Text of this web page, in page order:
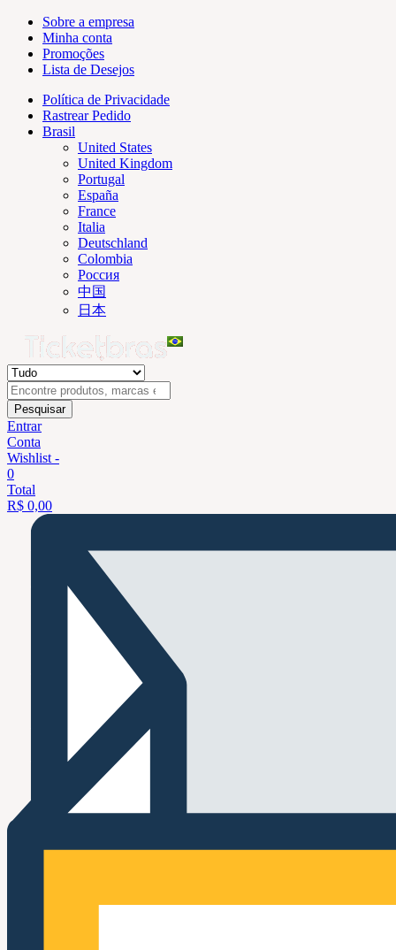
Sobre a empresa
Minha conta
Promoções
Lista de Desejos
Política de Privacidade
Rastrear Pedido
Brasil
United States
United Kingdom
Portugal
España
France
Italia
Deutschland
Colombia
Россия
中国
日本
Pesquisar
Entrar
Conta
Wishlist -
0
Total
R$ 0,00